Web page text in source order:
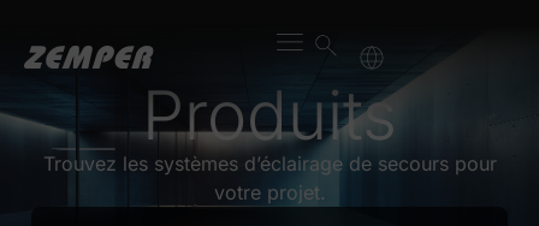
Produits
Trouvez les systèmes d’éclairage de secours pour
votre projet.